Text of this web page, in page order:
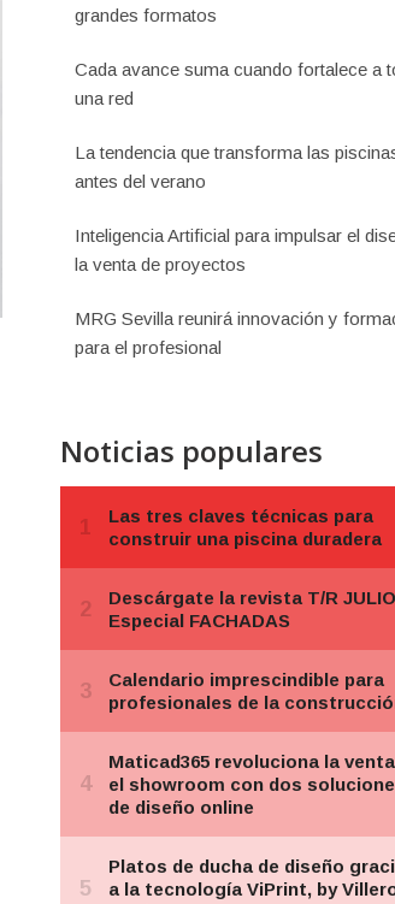
grandes formatos
Cada avance suma cuando fortalece a
una red
La tendencia que transforma las
antes del verano
Inteligencia Artificial para impulsar el
la venta de proyectos
MRG Sevilla reunirá innovación y
para el profesional
Noticias populares